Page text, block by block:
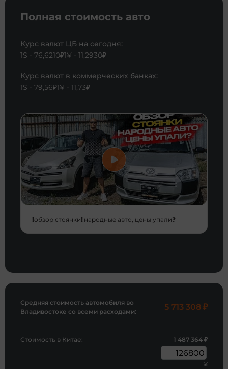
Полная стоимость авто
Курс валют ЦБ на сегодня:
1$ - 76,6210₽1¥ - 11,2930₽
Курс валют в коммерческих банках:
1$ - 79,56₽1¥ - 11,73₽
‼️обзор стоянки‼️народные авто, цены упали❓
Средняя стоимость автомобиля во
Владивостоке со всеми расходами:
5 713 308 ₽
Стоимость в Китае: 1 487 364 ₽
¥